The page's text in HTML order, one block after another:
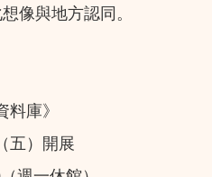
像與地方認同。
庫》
五）開展